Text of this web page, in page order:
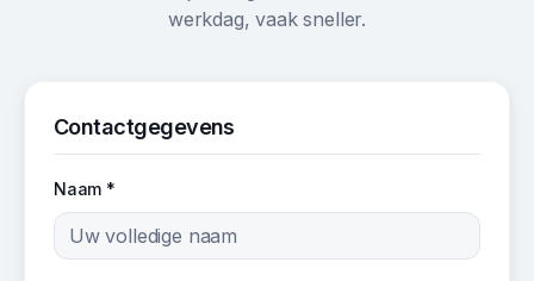
werkdag, vaak sneller.
Contactgegevens
Naam *